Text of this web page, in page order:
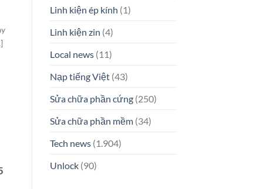
Linh kiện ép kính (1)
Linh kiện zin (4)
Local news(11)
Nạp tiếng Việt(43)
Sửa chữa phần cứng(250)
Sửa chữa phần mềm(34)
Tech news(1.904)
Unlock(90)